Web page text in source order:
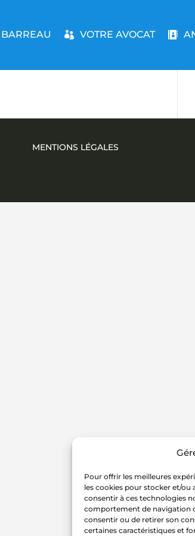
Pour offrir les meilleures
les cookies pour stocker et/ou
consentir à ces technologies
comportement de navigation
consentir ou de retirer son
certaines caractéristiques et
VOTRE AVOCAT
MENTIONS LÉGALES